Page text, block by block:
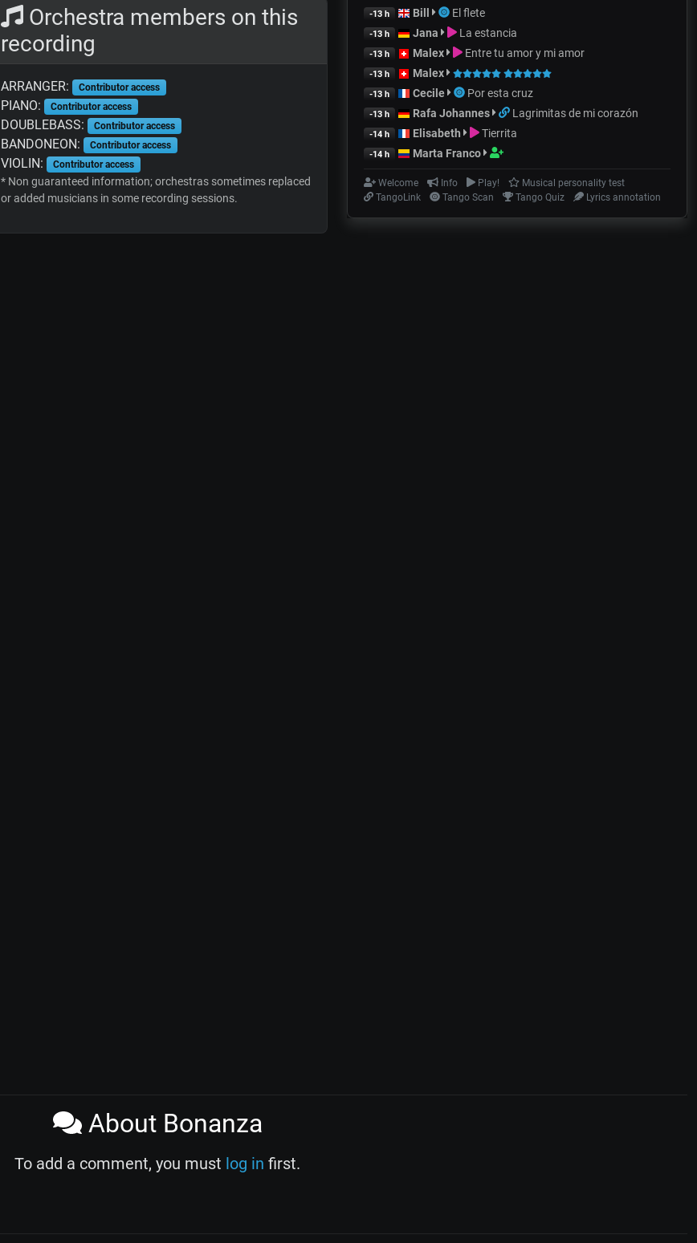
Orchestra members on this
recording
ARRANGER: Contributor access
PIANO: Contributor access
DOUBLEBASS: Contributor access
BANDONEON: Contributor access
VIOLIN: Contributor access
* Non guaranteed information; orchestras sometimes replaced
or added musicians in some recording sessions.
-13 h Bill El flete
-13 h Jana La estancia
-13 h Malex Entre tu amor y mi amor
-13 h Malex
-13 h Cecile Por esta cruz
-13 h Rafa Johannes Lagrimitas de mi corazón
-14 h Elisabeth Tierrita
-14 h Marta Franco
Welcome Info Play!
Musical personality test
TangoLink
Tango Scan Tango Quiz Lyrics annotation
About Bonanza
To add a comment, you must log in first.